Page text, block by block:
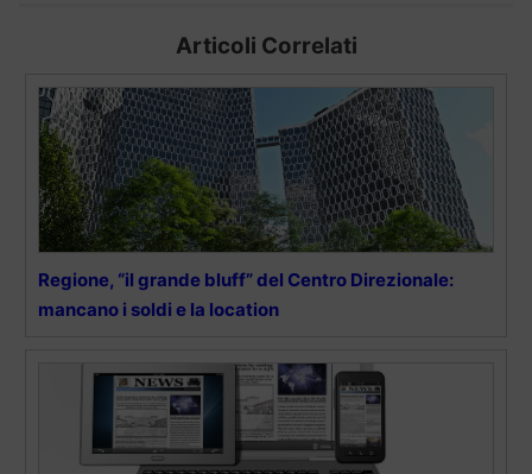
Articoli Correlati
Regione, “il grande bluff” del Centro Direzionale:
mancano i soldi e la location